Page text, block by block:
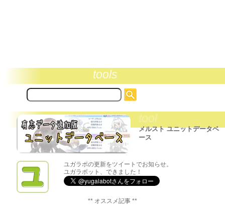
tools
サ
イ
内
検
索:
tool
メルスト ユニットデータベ
ース
ユガラボの更新をツイートでお知らせ。
ユガラボット、できました！
** オススメ記事 **